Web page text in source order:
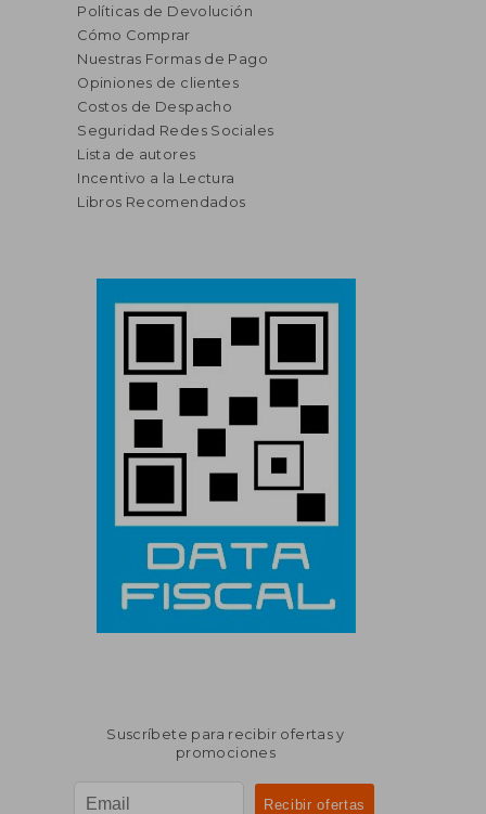
Políticas de Devolución
Cómo Comprar
Nuestras Formas de Pago
Opiniones de clientes
Costos de Despacho
Seguridad Redes Sociales
Lista de autores
Incentivo a la Lectura
Libros Recomendados
Suscríbete para recibir ofertas y
promociones